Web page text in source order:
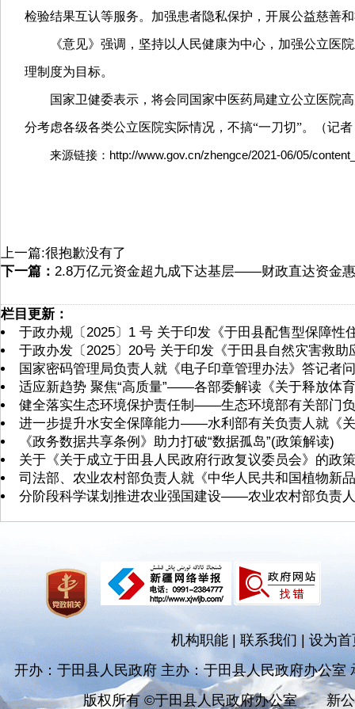
检验结果互认等服务。加强患者隐私保护，开展公益慈善
《意见》强调，坚持以人民健康为中心，加强公立
理制度为目标。
国家卫健委表示，将会同国家中医药局建立公立医院
分考虑各级各类公立医院实际情况，不搞“一刀切”。 （记
来源链接：http://www.gov.cn/zhengce/2021-06/05/
上一篇:很抱歉没有了
下一篇： 2.8万亿元资金超九成下达基层——财政直达资金
栏目更新：
于政办规〔2025〕1 号 关于印发《于田县配售型保障性
于政办发〔2025〕20号 关于印发《于田县自然灾害救
国家密码管理局负责人就《电子印章管理办法》答记者问
适应新趋势 聚焦“高质量”——各部委解读《关于释放体
健全落实生态环境保护责任制——生态环境部有关部门
进一步提升水安全保障能力——水利部有关负责人就《
《政务数据共享条例》助力打破“数据孤岛”(政策解读)
关于《关于成立于田县人民政府行政复议委员会》的政
司法部、农业农村部负责人就《中华人民共和国植物新
分阶段科学谋划推进农业强国建设——农业农村部负责
机构职能 联系我们|设为首
开办：于田县人民政府 主办：于田县人民政府办公室
版权所有 ©于田县人民政府办公室
新